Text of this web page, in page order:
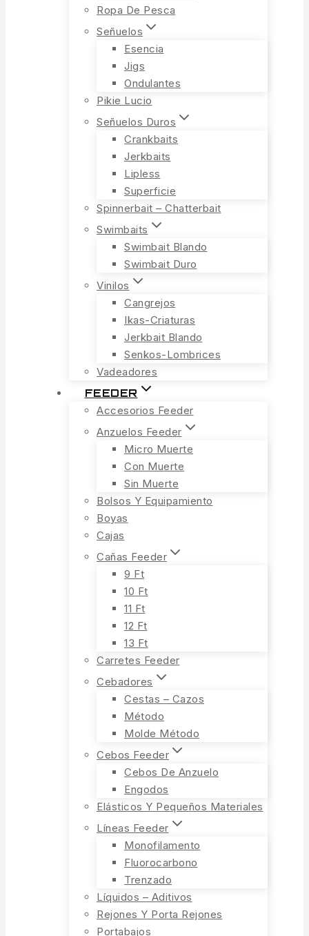
Ropa De Pesca
Señuelos
Esencia
Jigs
Ondulantes
Pikie Lucio
Señuelos Duros
Crankbaits
Jerkbaits
Lipless
Superficie
Spinnerbait – Chatterbait
Swimbaits
Swimbait Blando
Swimbait Duro
Vinilos
Cangrejos
Ikas-Criaturas
Jerkbait Blando
Senkos-Lombrices
Vadeadores
FEEDER
Accesorios Feeder
Anzuelos Feeder
Micro Muerte
Con Muerte
Sin Muerte
Bolsos Y Equipamiento
Boyas
Cajas
Cañas Feeder
9 Ft
10 Ft
11 Ft
12 Ft
13 Ft
Carretes Feeder
Cebadores
Cestas – Cazos
Método
Molde Método
Cebos Feeder
Cebos De Anzuelo
Engodos
Elásticos Y Pequeños Materiales
Líneas Feeder
Monofilamento
Fluorocarbono
Trenzado
Líquidos – Aditivos
Rejones Y Porta Rejones
Portabajos